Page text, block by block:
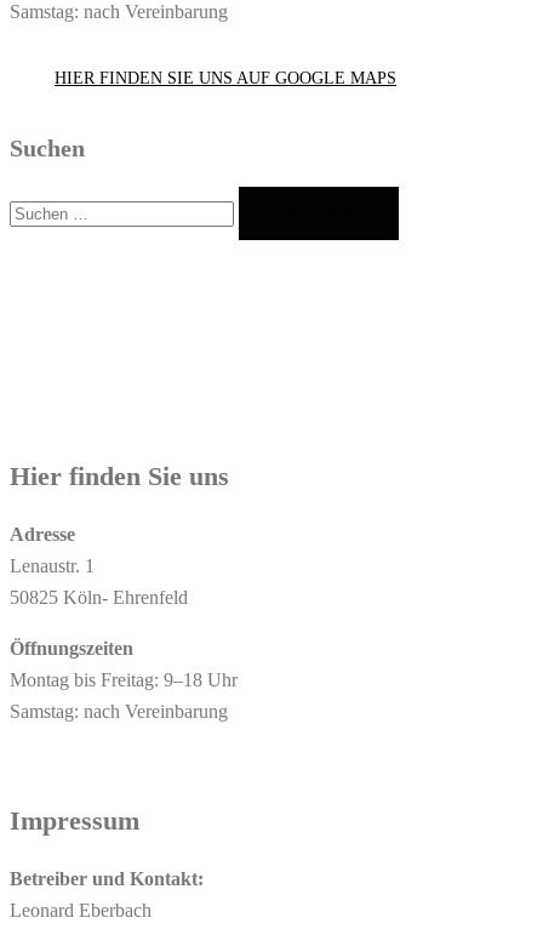
Samstag: nach Vereinbarung
HIER FINDEN SIE UNS AUF GOOGLE MAPS
Suchen
Suchen
nach:
Hier finden Sie uns
Adresse
Lenaustr. 1
50825 Köln- Ehrenfeld
Öffnungszeiten
Montag bis Freitag: 9–18 Uhr
Samstag: nach Vereinbarung
Impressum
Betreiber und Kontakt:
Leonard Eberbach